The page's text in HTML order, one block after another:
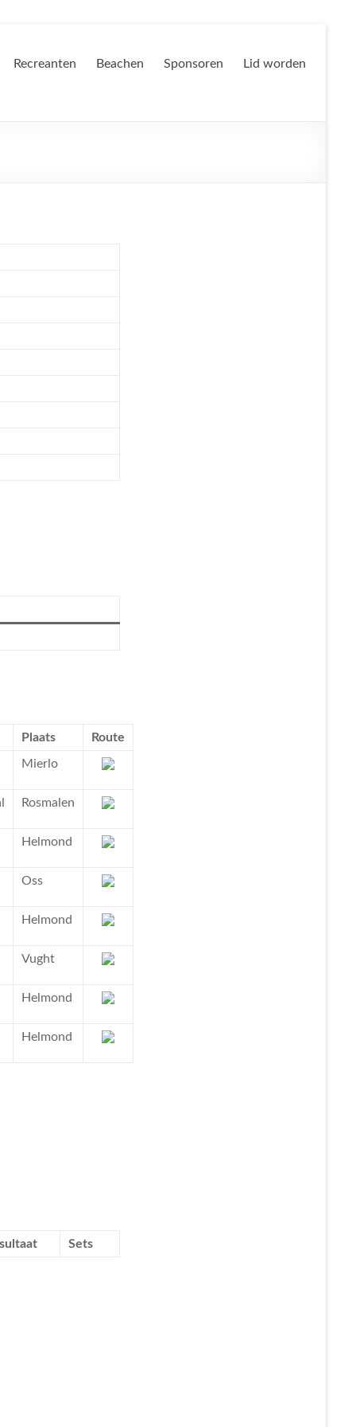
Recreanten Beachen Sponsoren Lid worden
Plaats Route
Mierlo
Rosmalen
Helmond
Oss
Helmond
Vught
Helmond
Helmond
Sets